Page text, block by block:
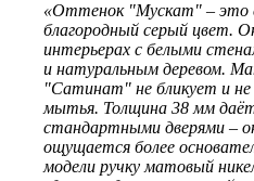
«Оттенок "Мускат" – это
благородный серый цвет.
интерьерах с белыми
и натуральным деревом.
"Сатинат" не бликует и
мытья. Толщина 38 мм
стандартными дверями –
ощущается более
модели ручку матовый